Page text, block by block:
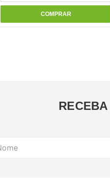
COMPRAR